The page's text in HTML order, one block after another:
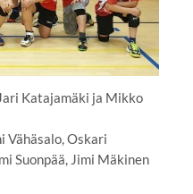
Katajamäki ja Mikko
Vähäsalo, Oskari
Suonpää, Jimi Mäkinen